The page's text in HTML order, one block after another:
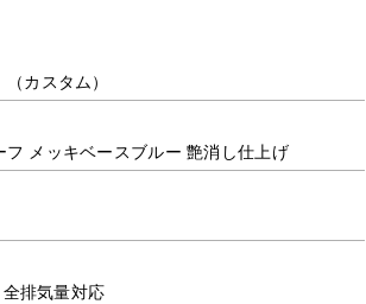
カスタム）
メッキベースブルー 艶消し仕上げ
排気量対応